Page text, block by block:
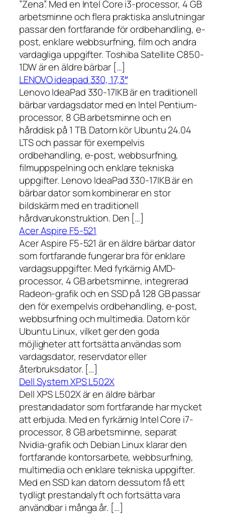
”Zena”. Med en Intel Core i3-processor, 4 GB
arbetsminne och flera praktiska anslutningar
passar den fortfarande för ordbehandling, e-
post, enklare webbsurfning, film och andra
vardagliga uppgifter. Toshiba Satellite C850-
1DW är en äldre bärbar […]
LENOVO ideapad 330, 17,3″
Lenovo IdeaPad 330-17IKB är en traditionell
bärbar vardagsdator med en Intel Pentium-
processor, 8 GB arbetsminne och en
hårddisk på 1 TB. Datorn kör Ubuntu 24.04
LTS och passar för exempelvis
ordbehandling, e-post, webbsurfning,
filmuppspelning och enklare tekniska
uppgifter. Lenovo IdeaPad 330-17IKB är en
bärbar dator som kombinerar en stor
bildskärm med en traditionell
hårdvarukonstruktion. Den […]
Acer Aspire F5-521
Acer Aspire F5-521 är en äldre bärbar dator
som fortfarande fungerar bra för enklare
vardagsuppgifter. Med fyrkärnig AMD-
processor, 4 GB arbetsminne, integrerad
Radeon-grafik och en SSD på 128 GB passar
den för exempelvis ordbehandling, e-post,
webbsurfning och multimedia. Datorn kör
Ubuntu Linux, vilket ger den goda
möjligheter att fortsätta användas som
vardagsdator, reservdator eller
återbruksdator. […]
Dell System XPS L502X
Dell XPS L502X är en äldre bärbar
prestandadator som fortfarande har mycket
att erbjuda. Med en fyrkärnig Intel Core i7-
processor, 8 GB arbetsminne, separat
Nvidia-grafik och Debian Linux klarar den
fortfarande kontorsarbete, webbsurfning,
multimedia och enklare tekniska uppgifter.
Med en SSD kan datorn dessutom få ett
tydligt prestandalyft och fortsätta vara
användbar i många år. […]